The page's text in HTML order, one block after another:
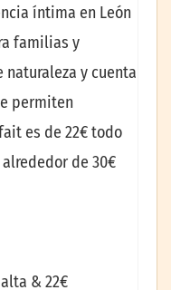
íntima en León
familias y
y cuenta
permiten
es de 22€ todo
de 30€
& 22€